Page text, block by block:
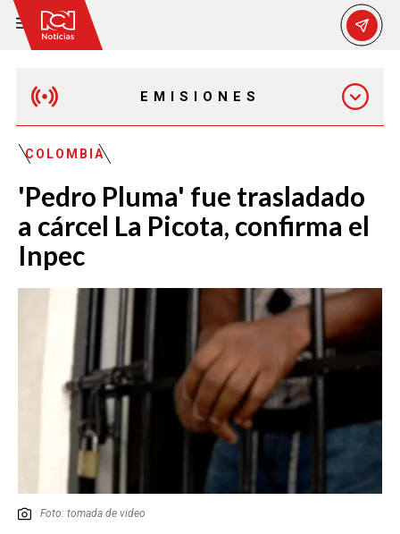
EMISIONES
EMISIÓN 7:00 PM
COLOMBIA
'Pedro Pluma' fue trasladado
a cárcel La Picota, confirma el
Inpec
Foto: tomada de video